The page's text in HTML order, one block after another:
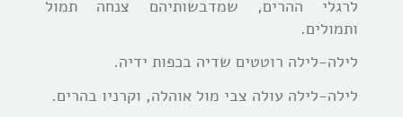
לרגלי ההרים, שמדבשותיהם צנחה תמול
ותמולים.
לילה-לילה רוטטים שדיה בכפות ידיה.
לילה-לילה עולה צבי מול אוהלה, וקרניו בהרים.